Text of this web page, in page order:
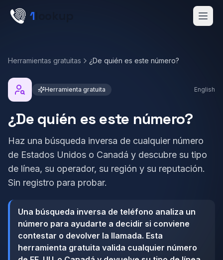
Skip to main content
1
Herramientas gratuitas ¿De quién es este número?
Herramienta gratuita English
¿De quién es este número?
Haz una búsqueda inversa de cualquier número
de Estados Unidos o Canadá y descubre su tipo
de línea, su operador, su región y su reputación.
Sin registro para probar.
Una búsqueda inversa de teléfono analiza un
número para ayudarte a decidir si conviene
contestar o devolver la llamada. Esta
herramienta gratuita valida cualquier número